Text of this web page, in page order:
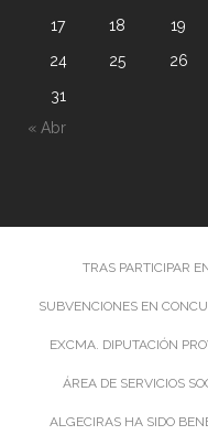
17
18 19
24
25 26
31
« Abr
TRAS PARTICIPAR
SUBVENCIONES EN
EXCMA. DIPUTACIÓN
ÁREA DE SERVICIOS
ALGECIRAS HA SIDO